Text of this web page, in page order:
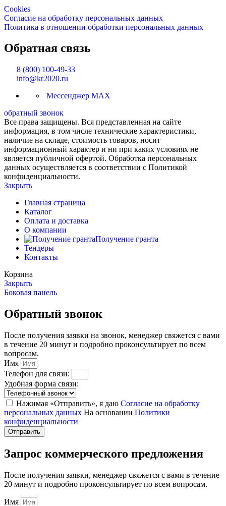
Cookies
Согласие на обработку персональных данных
Политика в отношении обработки персональных данных
Обратная связь
8 (800) 100-49-33
info@kr2020.ru
Мессенджер MAX
обратный звонок
Все права защищены. Вся представленная на сайте
информация, в том числе технические характеристики,
наличие на складе, стоимость товаров, носит
информационный характер и ни при каких условиях не
является публичной офертой. Обработка персональных
данных осуществляется в соответствии с Политикой
конфиденциальности.
Закрыть
Главная страница
Каталог
Оплата и доставка
О компании
Получение гранта
Тендеры
Контакты
Корзина
Закрыть
Боковая панель
Обратный звонок
После получения заявки на звонок, менеджер свяжется с вами
в течение 20 минут и подробно проконсультирует по всем
вопросам.
Имя
Телефон для связи:
Удобная форма связи:
Нажимая «Отправить», я даю Согласие на обработку
персональных данных На основании Политики
конфиденциальности
Отправить
Запрос коммерческого предложения
После получения заявки, менеджер свяжется с вами в течение
20 минут и подробно проконсультирует по всем вопросам.
Имя